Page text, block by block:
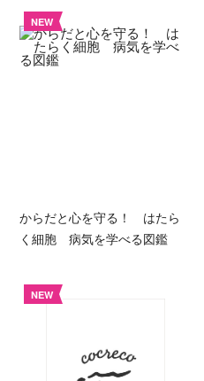
NEW
からだと心を守る！ はたら
く細胞 病気を学べる図鑑
NEW